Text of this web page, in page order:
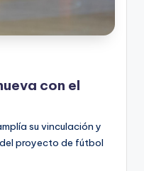
con el
su vinculación y
proyecto de fútbol